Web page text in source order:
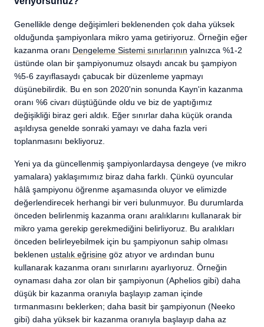
Genellikle denge değişimleri beklenenden çok daha yüksek
olduğunda şampiyonlara mikro yama getiriyoruz. Örneğin eğer
kazanma oranı Dengeleme Sistemi sınırlarının yalnızca %1-2
üstünde olan bir şampiyonumuz olsaydı ancak bu şampiyon
%5-6 zayıflasaydı çabucak bir düzenleme yapmayı
düşünebilirdik. Bu en son 2020'nin sonunda Kayn'in kazanma
oranı %6 civarı düştüğünde oldu ve biz de yaptığımız
değişikliği biraz geri aldık. Eğer sınırlar daha küçük oranda
aşıldıysa genelde sonraki yamayı ve daha fazla veri
toplanmasını bekliyoruz.
Yeni ya da güncellenmiş şampiyonlardaysa dengeye (ve mikro
yamalara) yaklaşımımız biraz daha farklı. Çünkü oyuncular
hâlâ şampiyonu öğrenme aşamasında oluyor ve elimizde
değerlendirecek herhangi bir veri bulunmuyor. Bu durumlarda
önceden belirlenmiş kazanma oranı aralıklarını kullanarak bir
mikro yama gerekip gerekmediğini belirliyoruz. Bu aralıkları
önceden belirleyebilmek için bu şampiyonun sahip olması
beklenen ustalık eğrisine göz atıyor ve ardından bunu
kullanarak kazanma oranı sınırlarını ayarlıyoruz. Örneğin
oynaması daha zor olan bir şampiyonun (Aphelios gibi) daha
düşük bir kazanma oranıyla başlayıp zaman içinde
tırmanmasını beklerken; daha basit bir şampiyonun (Neeko
gibi) daha yüksek bir kazanma oranıyla başlayıp daha az